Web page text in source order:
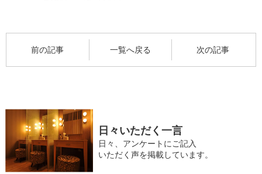
前の記事 一覧へ戻る 次の記事
日々いただく一言
日々、アンケートにご記入
いただく声を掲載しています。